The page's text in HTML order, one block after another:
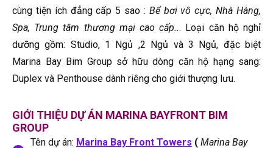
cùng tiện ích đẳng cấp 5 sao : Bể bơi vô cực, Nhà Hàng,
Spa, Trung tâm thương mại cao cấp... Loại căn hộ nghỉ
dưỡng gồm: Studio, 1 Ngủ ,2 Ngủ và 3 Ngủ, đặc biệt
Marina Bay Bim Group sở hữu dòng căn hộ hạng sang:
Duplex và Penthouse dành riêng cho giới thượng lưu.
GIỚI THIỆU DỰ ÁN MARINA BAYFRONT BIM
GROUP
Tên dự án: Marina Bay Front Towers ( Marina Bay